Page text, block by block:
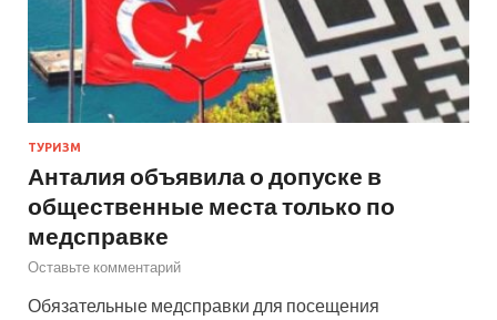
ТУРИЗМ
Анталия объявила о допуске в
общественные места только по
медсправке
Оставьте комментарий
Обязательные медсправки для посещения